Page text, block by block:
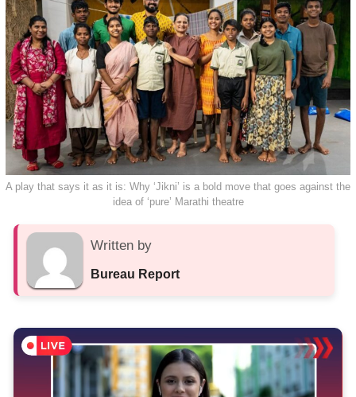
A play that says it as it is: Why ‘Jikni’ is a bold move that goes against the
idea of ‘pure’ Marathi theatre
Written by
Bureau Report